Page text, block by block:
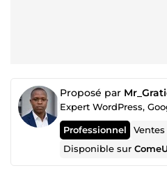
Proposé par
Professionnel
Disponible sur